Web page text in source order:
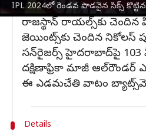
IPL 2024లో రెండవ పొడవైన సిక్స్
సీజన్-17లో మొత్తం 4
రాజస్థాన్ రాయల్స్‌కు
జెయింట్స్‌కు చెందిన నికోలస్
సన్‌రైజర్స్ హైదరాబాద్‌పై 103
దక్షిణాఫ్రికా మాజీ ఆల్‌రౌండర్‌
ఈ ఎడమచేతి వాటం
Details